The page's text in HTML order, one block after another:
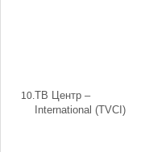
ТВ Центр –
Іnternational (ТVСІ)